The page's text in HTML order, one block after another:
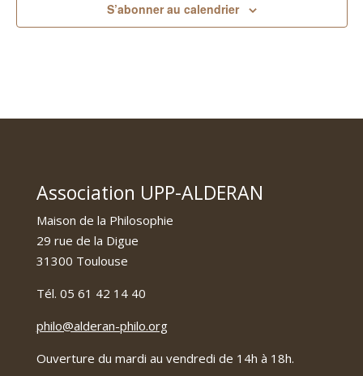
S’abonner au calendrier
Association UPP-ALDERAN
Maison de la Philosophie
29 rue de la Digue
31300 Toulouse
Tél. 05 61 42 14 40
philo@alderan-philo.org
Ouverture du mardi au vendredi de 14h à 18h.